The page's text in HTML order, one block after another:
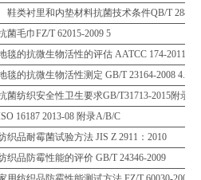
鞋类衬里和内垫材料抗菌技术条件QB/T
菌毛巾FZ/T 62015-2009 5
毯的抗微生物活性的评估 AATCC 174-2011
毯的抗微生物活性测定 GB/T 23164-2008 4.1/
菌纺织安全性卫生要求GB/T31713-2015附录A
16187 2013-08 附录A/B/C
织品耐霉菌试验方法 JIS Z 2911：2010
织品防霉性能的评价 GB/T 24346-2009